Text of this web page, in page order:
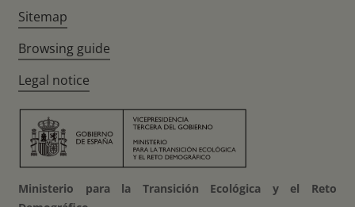
Sitemap
Browsing guide
Legal notice
Ministerio para la Transición Ecológica y el Reto